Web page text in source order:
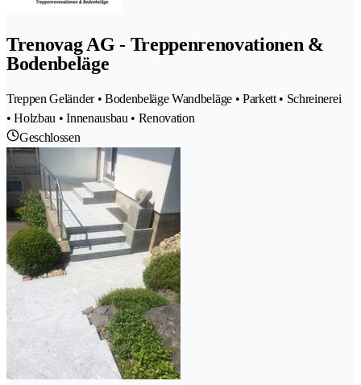
Trenovag AG - Treppenrenovationen &
Bodenbeläge
Treppen Geländer • Bodenbeläge Wandbeläge • Parkett • Schreinerei
• Holzbau • Innenausbau • Renovation
Geschlossen